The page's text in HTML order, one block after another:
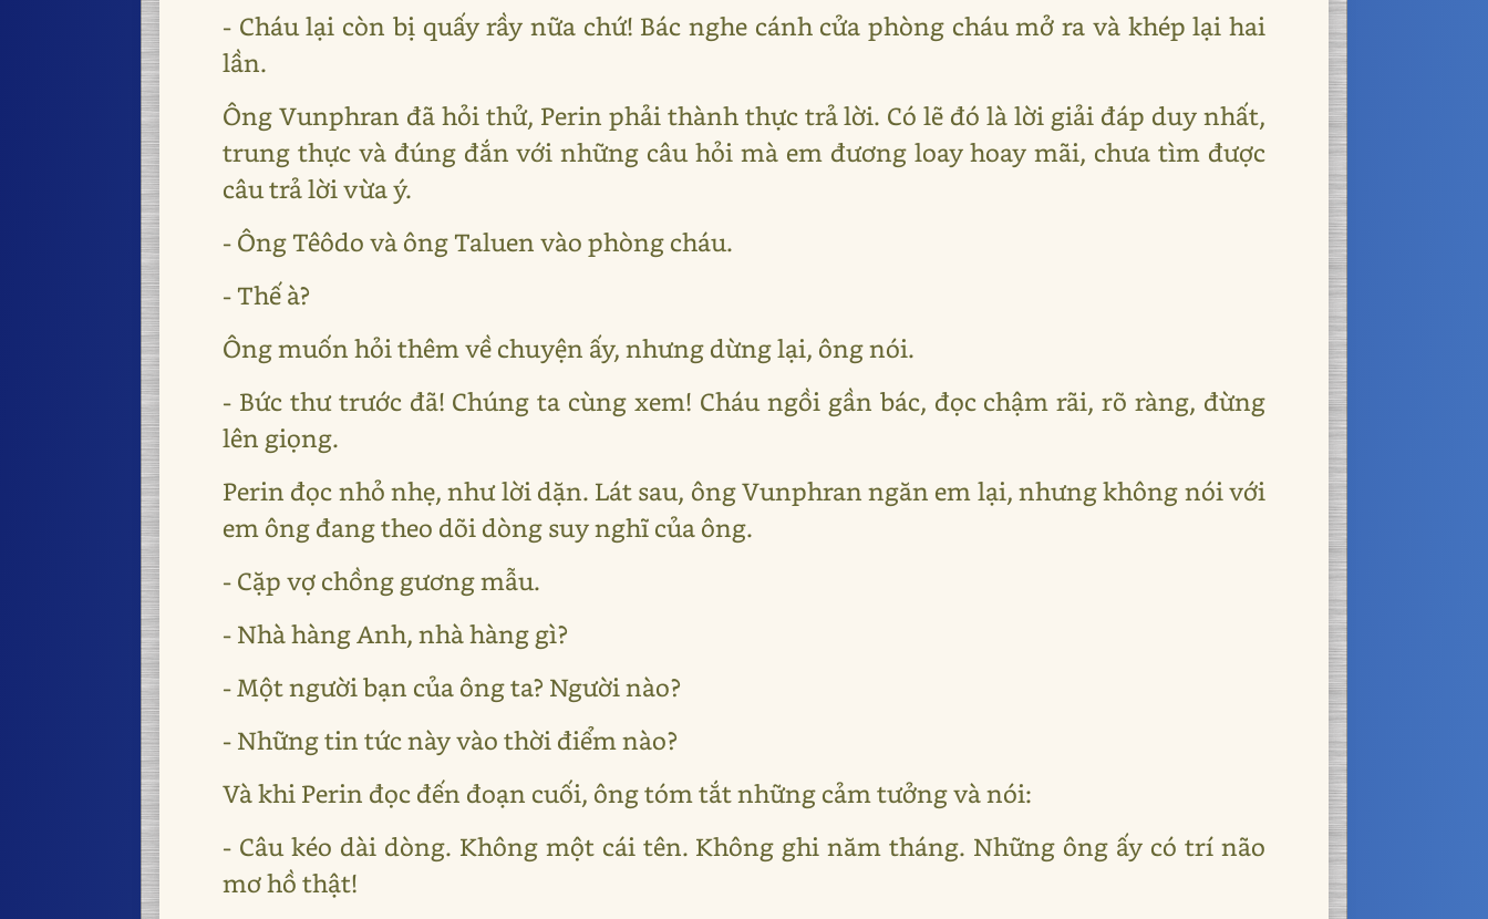
- Cháu lại còn bị quấy rầy nữa chứ! Bác nghe cánh cửa phòng cháu mở ra và khép lại hai
lần.
Ông Vunphran đã hỏi thử, Perin phải thành thực trả lời. Có lẽ đó là lời giải đáp duy nhất,
trung thực và đúng đắn với những câu hỏi mà em đương loay hoay mãi, chưa tìm được
câu trả lời vừa ý.
- Ông Têôdo và ông Taluen vào phòng cháu.
- Thế à?
Ông muốn hỏi thêm về chuyện ấy, nhưng dừng lại, ông nói.
- Bức thư trước đã! Chúng ta cùng xem! Cháu ngồi gần bác, đọc chậm rãi, rõ ràng, đừng
lên giọng.
Perin đọc nhỏ nhẹ, như lời dặn. Lát sau, ông Vunphran ngăn em lại, nhưng không nói với
em ông đang theo dõi dòng suy nghĩ của ông.
- Cặp vợ chồng gương mẫu.
- Nhà hàng Anh, nhà hàng gì?
- Một người bạn của ông ta? Người nào?
- Những tin tức này vào thời điểm nào?
Và khi Perin đọc đến đoạn cuối, ông tóm tắt những cảm tưởng và nói:
- Câu kéo dài dòng. Không một cái tên. Không ghi năm tháng. Những ông ấy có trí não
mơ hồ thật!